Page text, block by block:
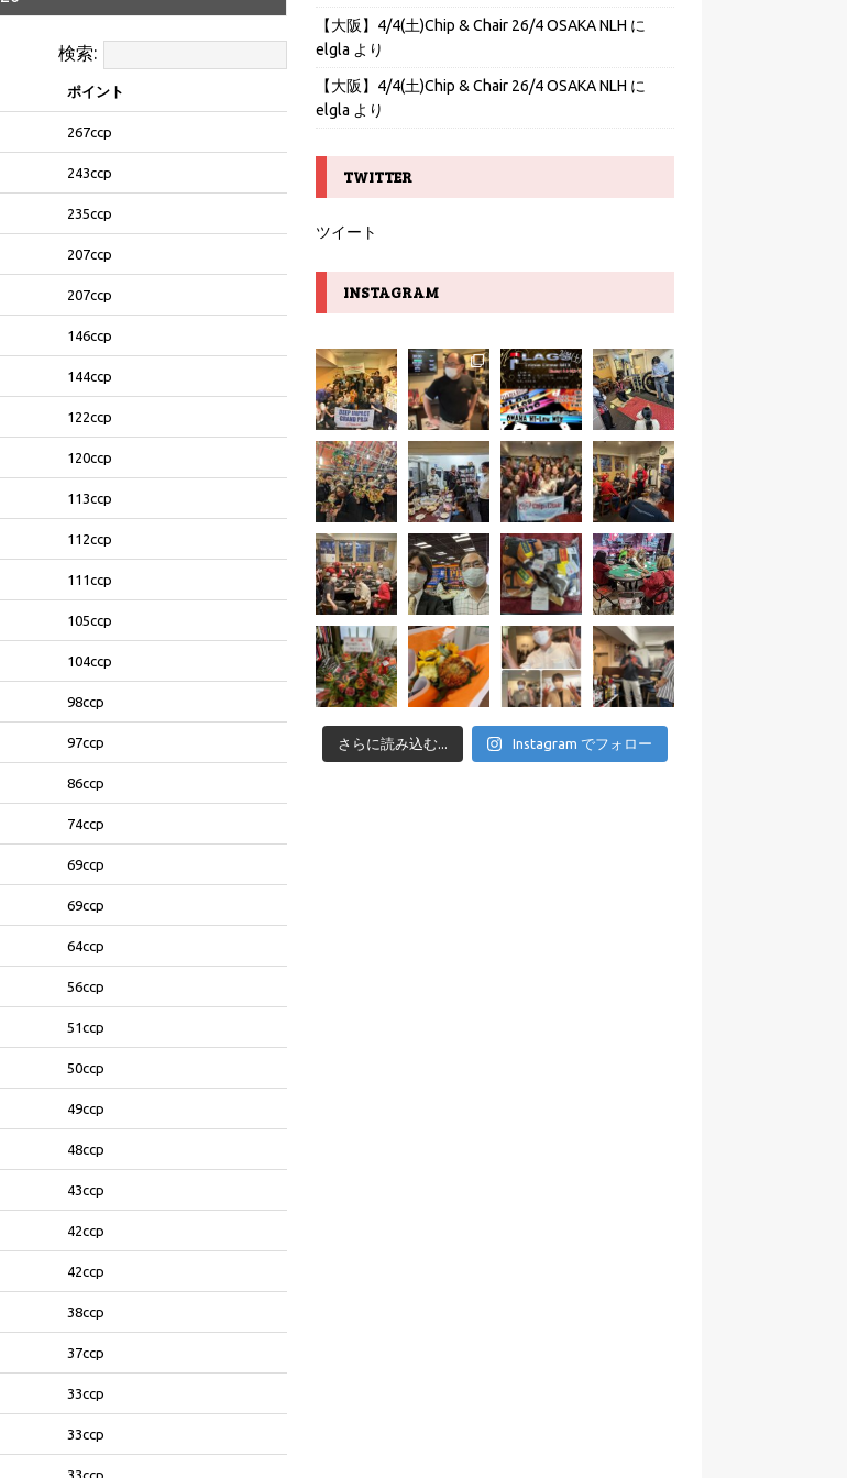
検索:
ポイント
267ccp
243ccp
235ccp
207ccp
207ccp
146ccp
144ccp
122ccp
120ccp
113ccp
112ccp
111ccp
105ccp
104ccp
98ccp
97ccp
86ccp
74ccp
69ccp
69ccp
64ccp
56ccp
51ccp
50ccp
49ccp
48ccp
43ccp
42ccp
42ccp
38ccp
37ccp
33ccp
33ccp
33ccp
【大阪】4/4(土)Chip & Chair 26/4 OSAKA NLH に
elgla より
【大阪】4/4(土)Chip & Chair 26/4 OSAKA NLH に
elgla より
TWITTER
ツイート
INSTAGRAM
さらに読み込む... Instagram でフォロー